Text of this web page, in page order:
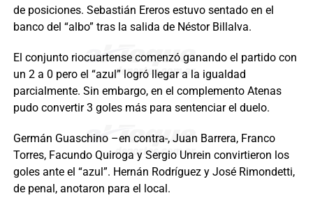
de posiciones. Sebastián Ereros estuvo sentado en el
banco del “albo” tras la salida de Néstor Billalva.
El conjunto riocuartense comenzó ganando el partido con
un 2 a 0 pero el “azul” logró llegar a la igualdad
parcialmente. Sin embargo, en el complemento Atenas
pudo convertir 3 goles más para sentenciar el duelo.
Germán Guaschino –en contra-, Juan Barrera, Franco
Torres, Facundo Quiroga y Sergio Unrein convirtieron los
goles ante el “azul”. Hernán Rodríguez y José Rimondetti,
de penal, anotaron para el local.